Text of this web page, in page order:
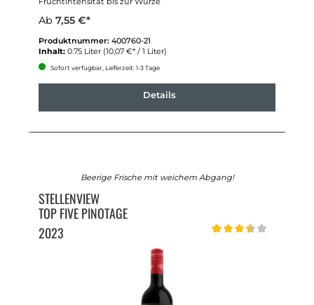
Ab 7,55 €*
Produktnummer: 400760-21
Inhalt: 0.75 Liter (10,07 €* / 1 Liter)
Sofort verfügbar, Lieferzeit: 1-3 Tage
Details
Beerige Frische mit weichem Abgang!
STELLENVIEW
TOP FIVE PINOTAGE
2023